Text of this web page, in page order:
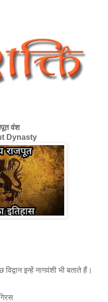
वंश
Dynasty
इन्हें नागवंशी भी बताते हैं।